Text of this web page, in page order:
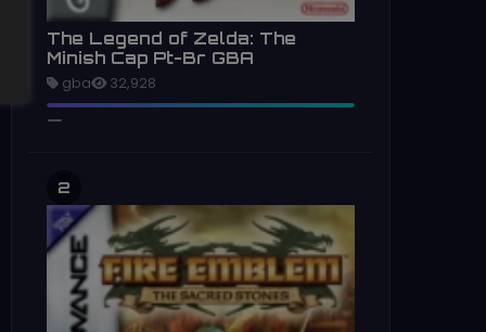
The Legend of Zelda: The
Minish Cap Pt-Br GBA
gba 32,928
2